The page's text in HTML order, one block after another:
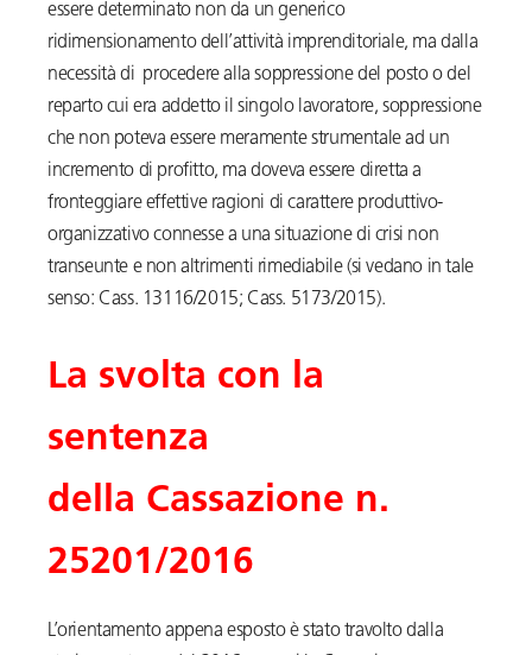
essere determinato non da un generico
ridimensionamento dell’attività imprenditoriale, ma dalla
necessità di procedere alla soppressione del posto o del
reparto cui era addetto il singolo lavoratore, soppressione
che non poteva essere meramente strumentale ad un
incremento di profitto, ma doveva essere diretta a
fronteggiare effettive ragioni di carattere produttivo-
organizzativo connesse a una situazione di crisi non
transeunte e non altrimenti rimediabile (si vedano in tale
senso: Cass. 13116/2015; Cass. 5173/2015).
La svolta con la
sentenza
della Cassazione n.
25201/2016
L’orientamento appena esposto è stato travolto dalla